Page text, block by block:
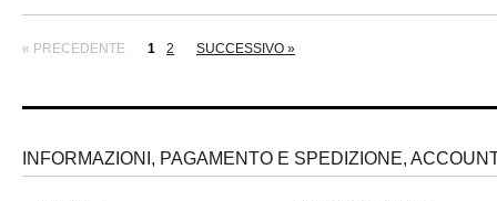
« PRECEDENTE 1 2 SUCCESSIVO »
INFORMAZIONI, PAGAMENTO E SPEDIZIONE,